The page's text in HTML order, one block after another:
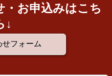
・お申込みはこち
↓
フォーム